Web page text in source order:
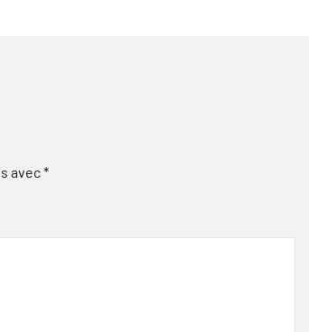
avec*